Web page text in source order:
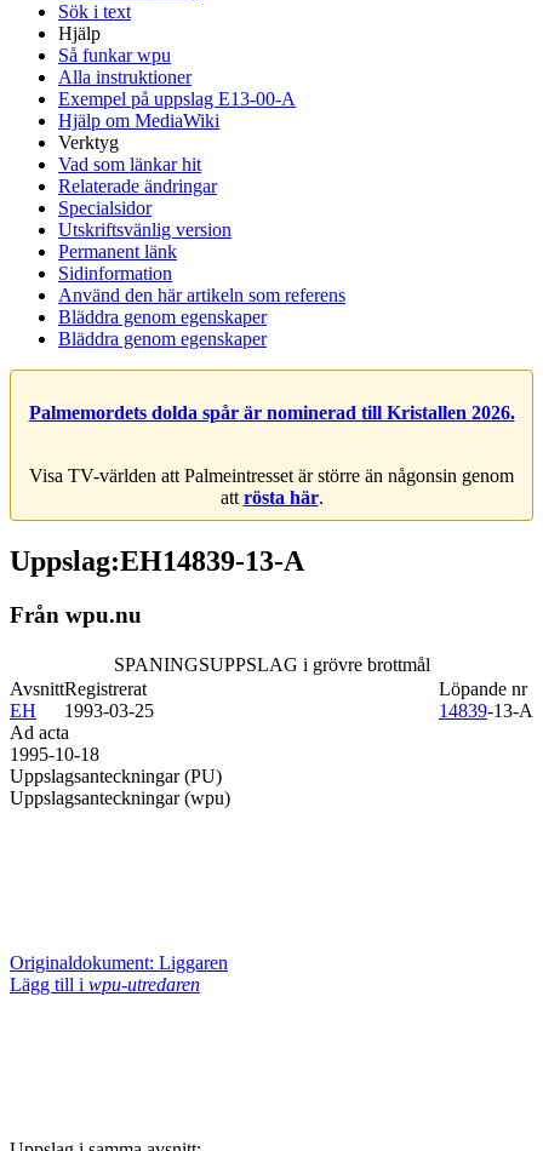
Sök i text
Hjälp
Så funkar wpu
Alla instruktioner
Exempel på uppslag E13-00-A
Hjälp om MediaWiki
Verktyg
Vad som länkar hit
Relaterade ändringar
Specialsidor
Utskriftsvänlig version
Permanent länk
Sidinformation
Använd den här artikeln som referens
Bläddra genom egenskaper
Bläddra genom egenskaper
Palmemordets dolda spår är nominerad till Kristallen 2026.
Visa TV-världen att Palmeintresset är större än någonsin genom
att rösta här.
Uppslag:EH14839-13-A
Från wpu.nu
SPANINGSUPPSLAG i grövre brottmål
Avsnitt
EH
Löpande nr
14839-13-A
Registrerat
1993-03-25
Ad acta
1995-10-18
Uppslagsanteckningar (PU)
Uppslagsanteckningar (wpu)
Originaldokument: Liggaren
Lägg till i wpu-utredaren